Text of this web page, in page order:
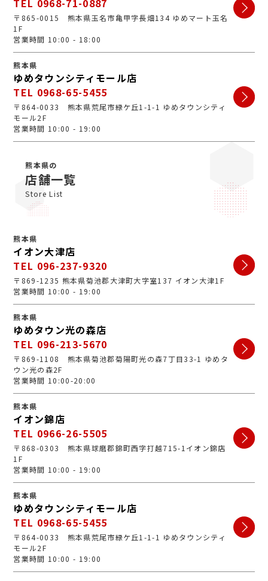
TEL 0968-71-0887
〒865-0015 熊本県玉名市亀甲字長畑134 ゆめマート玉名
1F
営業時間 10:00 - 18:00
熊本県
ゆめタウンシティモール店
TEL 0968-65-5455
〒864-0033 熊本県荒尾市緑ケ丘1-1-1 ゆめタウンシティ
モール2F
営業時間 10:00 - 19:00
熊本県の
店舗一覧
Store List
熊本県
イオン大津店
TEL 096-237-9320
〒869-1235 熊本県菊池郡大津町大字室137 イオン大津1F
営業時間 10:00 - 19:00
熊本県
ゆめタウン光の森店
TEL 096-213-5670
〒869-1108 熊本県菊池郡菊陽町光の森7丁目33-1 ゆめタ
ウン光の森2F
営業時間 10:00-20:00
熊本県
イオン錦店
TEL 0966-26-5505
〒868-0303 熊本県球磨郡錦町西字打越715-1イオン錦店
1F
営業時間 10:00 - 19:00
熊本県
ゆめタウンシティモール店
TEL 0968-65-5455
〒864-0033 熊本県荒尾市緑ケ丘1-1-1 ゆめタウンシティ
モール2F
営業時間 10:00 - 19:00